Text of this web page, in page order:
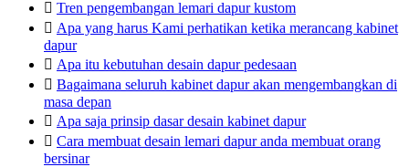
 Tren pengembangan lemari dapur kustom
 Apa yang harus Kami perhatikan ketika merancang kabinet
dapur
 Apa itu kebutuhan desain dapur pedesaan
 Bagaimana seluruh kabinet dapur akan mengembangkan di
masa depan
 Apa saja prinsip dasar desain kabinet dapur
 Cara membuat desain lemari dapur anda membuat orang
bersinar